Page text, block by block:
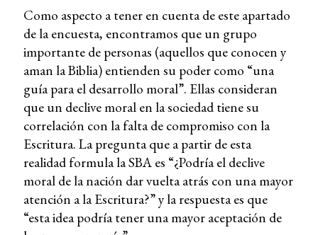
Como aspecto a tener en cuenta de este apartado
de la encuesta, encontramos que un grupo
importante de personas (aquellos que conocen y
aman la Biblia) entienden su poder como “una
guía para el desarrollo moral”. Ellas consideran
que un declive moral en la sociedad tiene su
correlación con la falta de compromiso con la
Escritura. La pregunta que a partir de esta
realidad formula la SBA es “¿Podría el declive
moral de la nación dar vuelta atrás con una mayor
atención a la Escritura?” y la respuesta es que
“esta idea podría tener una mayor aceptación de